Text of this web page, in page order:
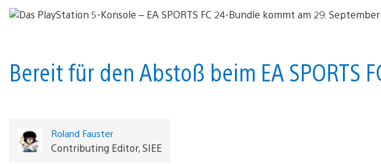
Bereit für den Abstoß beim EA SPORTS
Roland Fauster
Contributing Editor, SIEE